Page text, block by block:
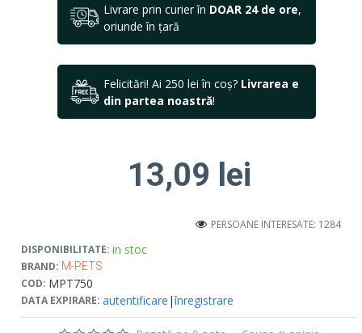
Livrare prin curier în DOAR 24 de ore,
oriunde în țară
Felicitări! Ai 250 lei în coș? Livrarea e
din partea noastră!
DISPONIBILITATE: in stoc
BRAND: M-PETS
COD: MPT750
DATA EXPIRARE: autentificare |înregistrare
PERSOANE INTERESATE: 1284
13,09 lei